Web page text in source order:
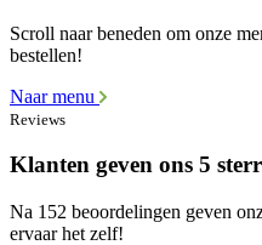
Scroll naar beneden om onze
bestellen!
Naar menu
Reviews
Klanten geven ons 5
Na 152 beoordelingen geven
ervaar het zelf!